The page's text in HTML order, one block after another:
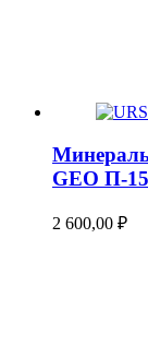
GEO П-15
2 600,00 ₽